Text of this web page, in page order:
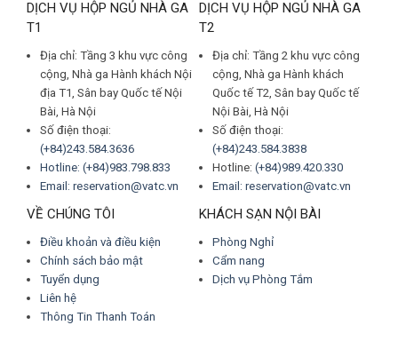
DỊCH VỤ HỘP NGỦ NHÀ GA
T1
Địa chỉ: Tầng 3 khu vực công
cộng, Nhà ga Hành khách Nội
địa T1, Sân bay Quốc tế Nội
Bài, Hà Nội
Số điện thoại:
(+84)243.584.3636
Hotline: (+84)983.798.833
Email: reservation@vatc.vn
DỊCH VỤ HỘP NGỦ NHÀ GA
T2
Địa chỉ: Tầng 2 khu vực công
cộng, Nhà ga Hành khách
Quốc tế T2, Sân bay Quốc tế
Nội Bài, Hà Nội
Số điện thoại:
(+84)243.584.3838
Hotline: (+84)989.420.330
Email: reservation@vatc.vn
VỀ CHÚNG TÔI
Điều khoản và điều kiện
Chính sách bảo mật
Tuyển dụng
Liên hệ
Thông Tin Thanh Toán
KHÁCH SẠN NỘI BÀI
Phòng Nghỉ
Cẩm nang
Dịch vụ Phòng Tắm